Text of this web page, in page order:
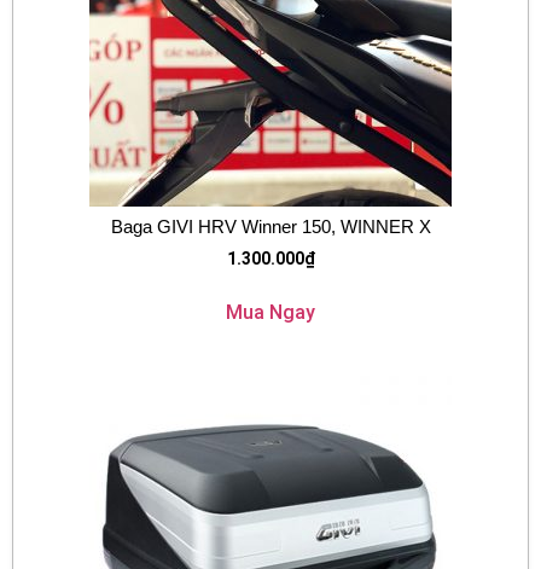
Baga GIVI HRV Winner 150, WINNER X
1.300.000₫
Mua Ngay